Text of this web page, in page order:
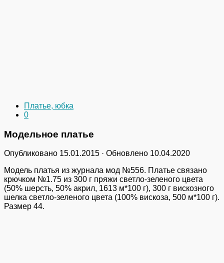
Платье, юбка
0
Модельное платье
Опубликовано 15.01.2015 · Обновлено 10.04.2020
Модель платья из журнала мод №556. Платье связано
крючком №1.75 из 300 г пряжи светло-зеленого цвета
(50% шерсть, 50% акрил, 1613 м*100 г), 300 г вискозного
шелка светло-зеленого цвета (100% вискоза, 500 м*100 г).
Размер 44.